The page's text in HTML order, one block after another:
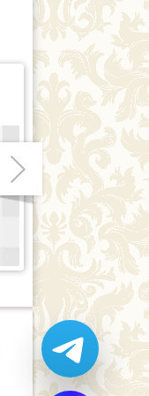
Следующий